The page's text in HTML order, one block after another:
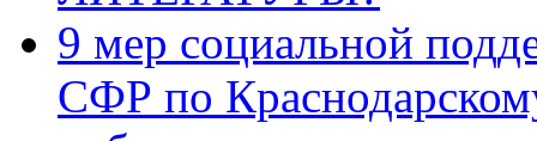
9 мер социальной
СФР по